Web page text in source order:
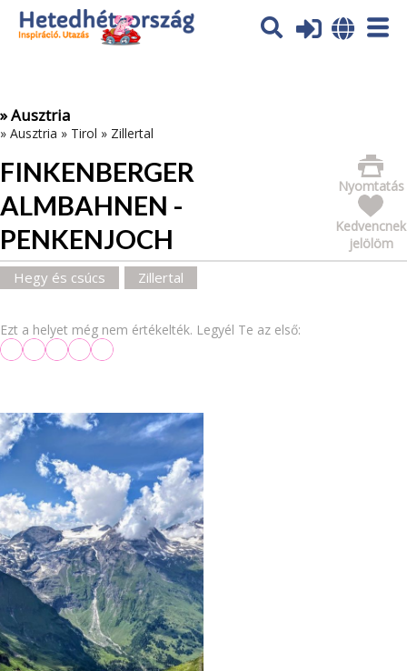
Az oldal sütiket (cookies) használ. További tájékoztatás itt:
Adatvédelmi tájékoztató
» Ausztria
» Ausztria » Tirol » Zillertal
FINKENBERGER
ALMBAHNEN -
PENKENJOCH
Nyomtatás
Kedvencnek
jelölöm
Hegy és csúcs Zillertal
Ezt a helyet még nem értékelték. Legyél Te az első: